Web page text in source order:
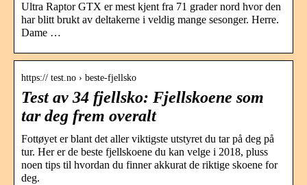
Ultra Raptor GTX er mest kjent fra 71 grader nord hvor den
har blitt brukt av deltakerne i veldig mange sesonger. Herre.
Dame …
https:// test.no › beste-fjellsko
Test av 34 fjellsko: Fjellskoene som
tar deg frem overalt
Fottøyet er blant det aller viktigste utstyret du tar på deg på
tur. Her er de beste fjellskoene du kan velge i 2018, pluss
noen tips til hvordan du finner akkurat de riktige skoene for
deg.